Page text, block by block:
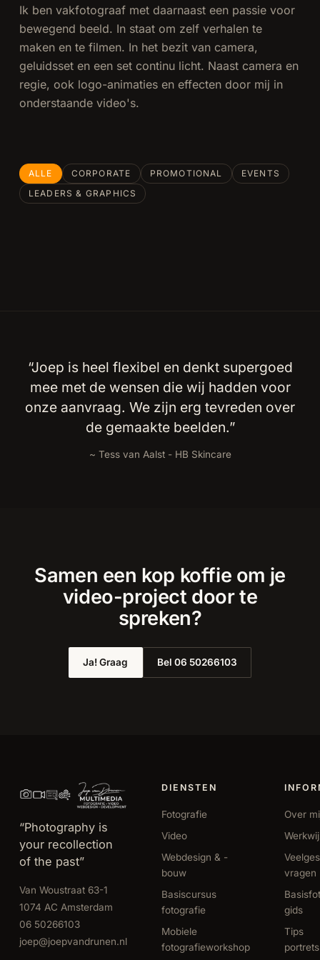
Ik ben vakfotograaf met daarnaast een passie voor
bewegend beeld. In staat om zelf verhalen te
maken en te filmen. In het bezit van camera,
geluidsset en een set continu licht. Naast camera en
regie, ook logo-animaties en effecten door mij in
onderstaande video's.
ALLE CORPORATE PROMOTIONAL
EVENTS
LEADERS & GRAPHICS
UvA:
1:55
UvA
Technology
Medik8
TKB
Kerst
InnQ
Vermeulen
“Joep is heel flexibel en denkt supergoed
mee met de wensen die wij hadden voor
onze aanvraag. We zijn erg tevreden over
de gemaakte beelden.”
~ Tess van Aalst - HB Skincare
Samen een kop koffie om je
video-project door te
spreken?
Ja! Graag Bel 06 50266103
“Photography is
your recollection
of the past”
Van Woustraat 63-1
1074 AC Amsterdam
06 50266103
joep@joepvandrunen.nl
DIENSTEN
Fotografie
Video
Webdesign & -
bouw
Basiscursus
fotografie
Mobiele
fotografieworkshop
Over
vragen
gids
Tips